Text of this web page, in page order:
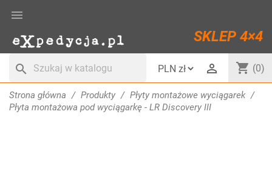

SKLEP 4×4
search  shopping_cart (0)
Strona główna Produkty
Płyty montażowe wyciągarek
Płyta montażowa pod wyciągarkę - LR Discovery III